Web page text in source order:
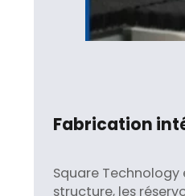
Fabrication
Square
structure, les